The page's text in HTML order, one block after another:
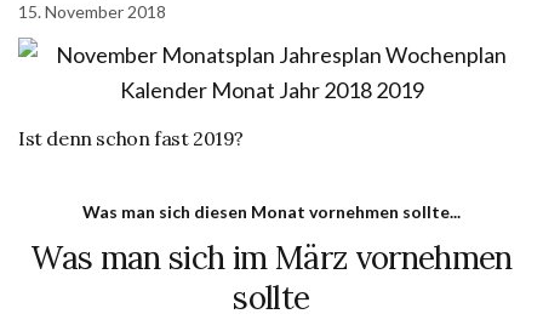
15. November 2018
Ist denn schon fast 2019?
Was man sich diesen Monat vornehmen sollte...
Was man sich im März vornehmen
sollte